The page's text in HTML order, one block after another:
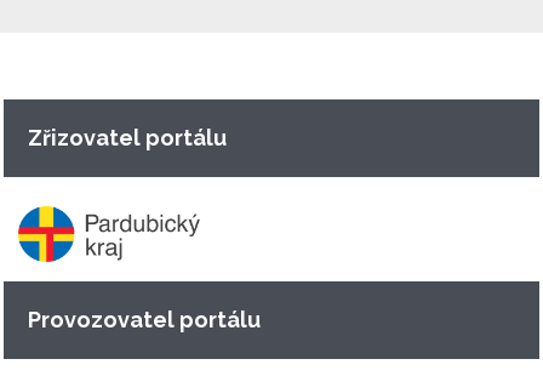
Zřizovatel portálu
Provozovatel portálu